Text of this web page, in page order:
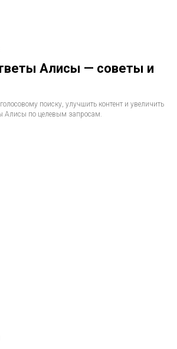
Алисы — советы и
поиску, улучшить контент и увеличить
Алисы по целевым запросам.